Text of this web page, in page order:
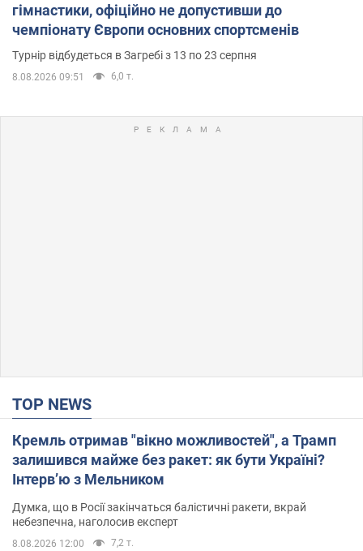
гімнастики, офіційно не допустивши до
чемпіонату Європи основних спортсменів
Турнір відбудеться в Загребі з 13 по 23 серпня
8.08.2026 09:51 6,0 т.
TOP NEWS
Кремль отримав "вікно можливостей", а Трамп
залишився майже без ракет: як бути Україні?
Інтерв’ю з Мельником
Думка, що в Росії закінчаться балістичні ракети, вкрай
небезпечна, наголосив експерт
8.08.2026 12:00 7,2 т.